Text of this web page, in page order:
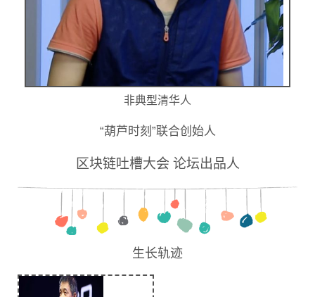
非典型清华人
“葫芦时刻”联合创始人
区块链吐槽大会 论坛出品人
生长轨迹